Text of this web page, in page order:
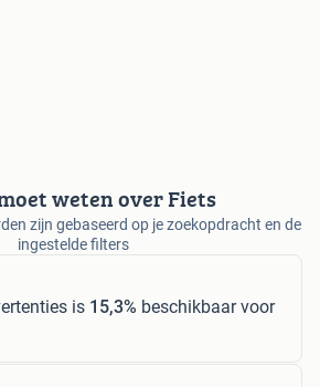
weten over Fiets
zijn gebaseerd op je zoekopdracht en de
ingestelde filters
is 15,3% beschikbaar voor